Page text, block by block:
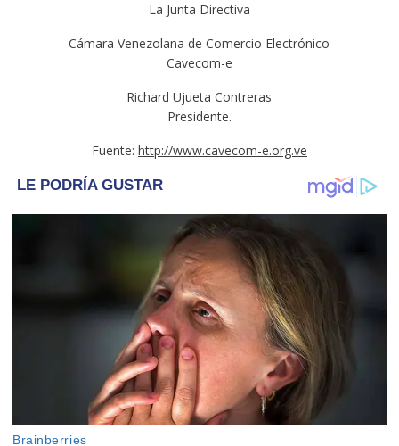
La Junta Directiva
Cámara Venezolana de Comercio Electrónico
Cavecom-e
Richard Ujueta Contreras
Presidente.
Fuente: http://www.cavecom-e.org.ve